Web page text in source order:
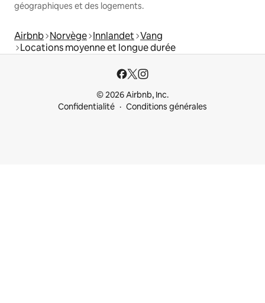
géographiques et des logements.
Airbnb Norvège Innlandet Vang
Locations moyenne et longue durée
© 2026 Airbnb, Inc.
Confidentialité
Conditions générales